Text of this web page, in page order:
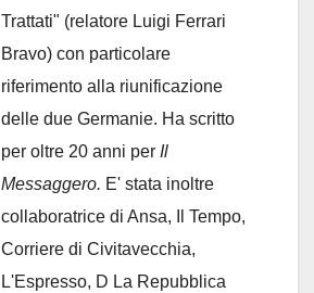
Trattati" (relatore Luigi Ferrari
Bravo) con particolare
riferimento alla riunificazione
delle due Germanie. Ha scritto
per oltre 20 anni per Il
Messaggero. E' stata inoltre
collaboratrice di Ansa, Il Tempo,
Corriere di Civitavecchia,
L'Espresso, D La Repubblica